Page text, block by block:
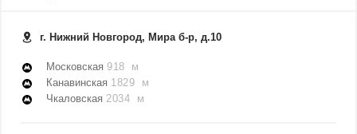
г. Нижний Новгород, Мира б-р, д.10
Московская 918 м
Канавинская 1829 м
Чкаловская 2034 м